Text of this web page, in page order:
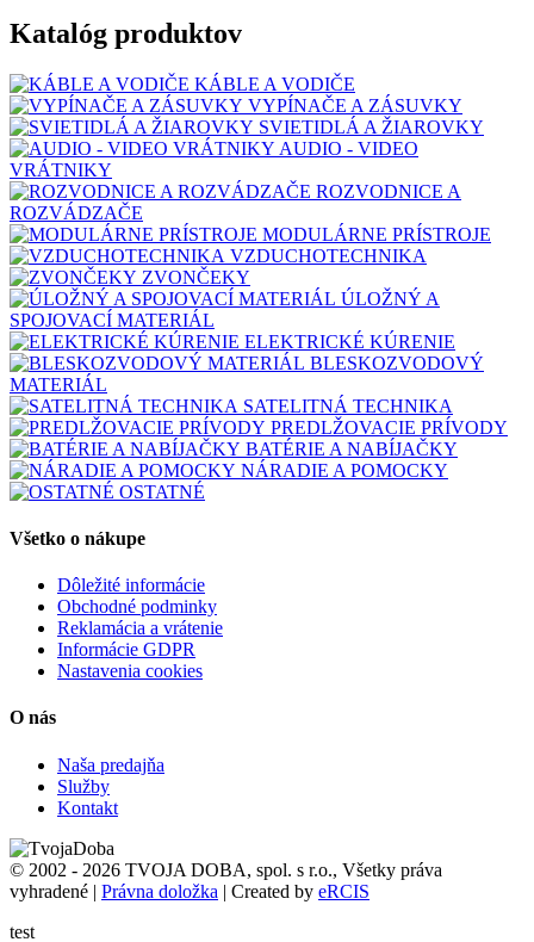
Katalóg produktov
KÁBLE A VODIČE
VYPÍNAČE A ZÁSUVKY
SVIETIDLÁ A ŽIAROVKY
AUDIO - VIDEO
VRÁTNIKY
ROZVODNICE A
ROZVÁDZAČE
MODULÁRNE PRÍSTROJE
VZDUCHOTECHNIKA
ZVONČEKY
ÚLOŽNÝ A
SPOJOVACÍ MATERIÁL
ELEKTRICKÉ KÚRENIE
BLESKOZVODOVÝ
MATERIÁL
SATELITNÁ TECHNIKA
PREDLŽOVACIE PRÍVODY
BATÉRIE A NABÍJAČKY
NÁRADIE A POMOCKY
OSTATNÉ
Všetko o nákupe
Dôležité informácie
Obchodné podminky
Reklamácia a vrátenie
Informácie GDPR
Nastavenia cookies
O nás
Naša predajňa
Služby
Kontakt
© 2002 - 2026 TVOJA DOBA, spol. s r.o., Všetky práva
vyhradené | Právna doložka | Created by eRCIS
test